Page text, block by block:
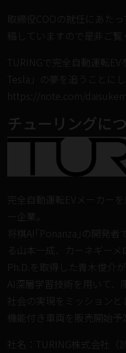
取締役COOの就任にあた
稿していますので是非ご覧
TURINGで完全自動運転
Tesla」の夢を追うことにし
https://note.com/
チューリングに
完全⾃動運転EVメーカー
ー企業。
将棋AI｢Ponanza｣の開発
る⼭本⼀成、カーネギーメ
Ph.D.を取得した⻘⽊俊介
AI深層学習技術を⽤いて
社会の実現をミッション
機能付き車両を販売開始予
社名：TURING株式会社（